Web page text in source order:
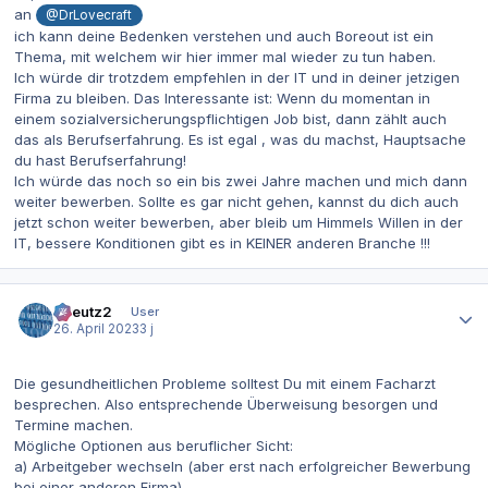
an
@DrLovecraft
ich kann deine Bedenken verstehen und auch Boreout ist ein
Thema, mit welchem wir hier immer mal wieder zu tun haben.
Ich würde dir trotzdem empfehlen in der IT und in deiner jetzigen
Firma zu bleiben. Das Interessante ist: Wenn du momentan in
einem sozialversicherungspflichtigen Job bist, dann zählt auch
das als Berufserfahrung. Es ist egal , was du machst, Hauptsache
du hast Berufserfahrung!
Ich würde das noch so ein bis zwei Jahre machen und mich dann
weiter bewerben. Sollte es gar nicht gehen, kannst du dich auch
jetzt schon weiter bewerben, aber bleib um Himmels Willen in der
IT, bessere Konditionen gibt es in KEINER anderen Branche !!!
tkreutz2
User
26. April 20233 j
Die gesundheitlichen Probleme solltest Du mit einem Facharzt
besprechen. Also entsprechende Überweisung besorgen und
Termine machen.
Mögliche Optionen aus beruflicher Sicht:
a) Arbeitgeber wechseln (aber erst nach erfolgreicher Bewerbung